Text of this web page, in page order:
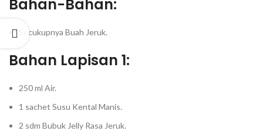
Bahan-Bahan:
Secukupnya Buah Jeruk.⁣
Bahan Lapisan 1:
250 ml Air.⁣
1 sachet Susu Kental Manis.⁣
2 sdm Bubuk Jelly Rasa Jeruk.⁣